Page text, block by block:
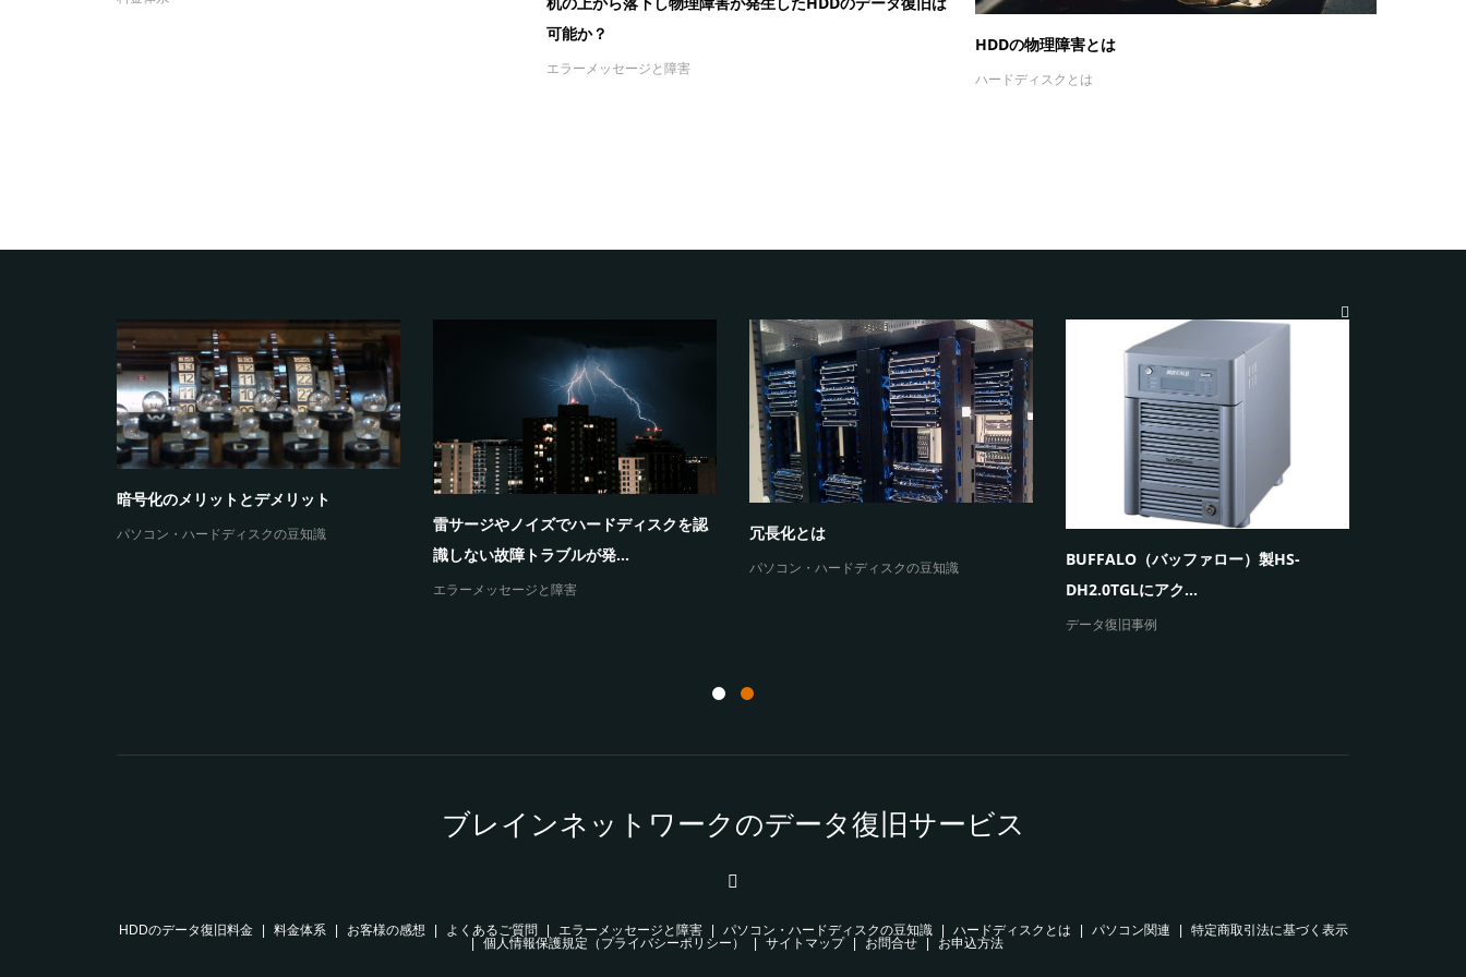
可能か？
エラーメッセージと障害
HDDの物理障害とは
ハードディスクとは
暗号化のメリットとデメリット
パソコン・ハードディスクの豆知識
雷サージやノイズでハードディスクを認
識しない故障トラブルが発...
エラーメッセージと障害
冗長化とは
パソコン・ハードディスクの豆知識
BUFFALO（バッファロー）製HS-
DH2.0TGLにアク...
データ復旧事例
ブレインネットワークのデータ復旧サービス
HDDのデータ復旧料金 料金体系 お客様の感想 よくあるご質問 エラーメッセージと障害 パソコン・ハードディスクの豆知識 ハードディスクとは パソコン関連
特定商取引法に基づく表示
個人情報保護規定（プライバシーポリシー）
サイトマップ お問合せ お申込方法